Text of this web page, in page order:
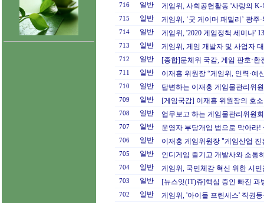
716 일반 게임위, 사회공헌활동 '사랑의
715 일반 게임위, ‘굿 게이머 패밀리’ 광주
714 일반 게임위, '2020 게임정책 세미나'
713 일반 게임위, 게임 개발자 및 사업자
712 일반 [종합]문체위 국감, 게임 판호·환
711 일반 이재홍 위원장 “게임위, 인력·예
710 일반 답변하는 이재홍 게임물관리위
709 일반 [게임국감] 이재홍 위원장의 호
708 일반 업무보고 하는 게임물관리위원
707 일반 운영자 부당개입 법으로 막아라
706 일반 이재홍 게임위원장 "게임산업
705 일반 인디게임 즐기고 개발사와 소통
704 일반 게임위, 국민체감 혁신 위한 시
703 일반 [뉴스잇(IT)쥬]핵심 증인 빠진
702 일반 게임위, '아이들 프린세스' 직권